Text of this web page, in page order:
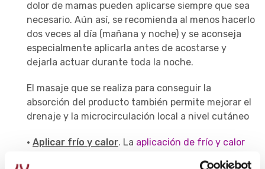
dolor de mamas pueden aplicarse siempre que sea
necesario. Aún así, se recomienda al menos hacerlo
dos veces al día (mañana y noche) y se aconseja
especialmente aplicarla antes de acostarse y
dejarla actuar durante toda la noche.
El masaje que se realiza para conseguir la
absorción del producto también permite mejorar el
drenaje y la microcirculación local a nivel cutáneo
· Aplicar frío y calor. La aplicación de frío y calor